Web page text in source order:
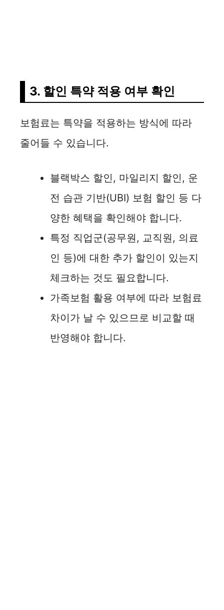
3. 할인 특약 적용 여부 확인
보험료는 특약을 적용하는 방식에 따라
줄어들 수 있습니다.
블랙박스 할인, 마일리지 할인, 운
전 습관 기반(UBI) 보험 할인 등 다
양한 혜택을 확인해야 합니다.
특정 직업군(공무원, 교직원, 의료
인 등)에 대한 추가 할인이 있는지
체크하는 것도 필요합니다.
가족보험 활용 여부에 따라 보험료
차이가 날 수 있으므로 비교할 때
반영해야 합니다.